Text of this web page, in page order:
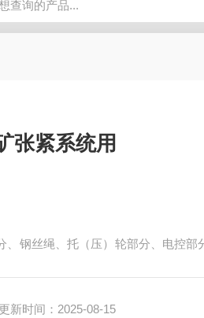
井下机电设备 便携式移动
张紧系统用
钢丝绳、托（压）轮部分、电控部
更新时间：2025-08-15